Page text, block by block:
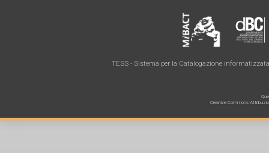
TESS - Sistema per la Catalogazione
Creative Commons